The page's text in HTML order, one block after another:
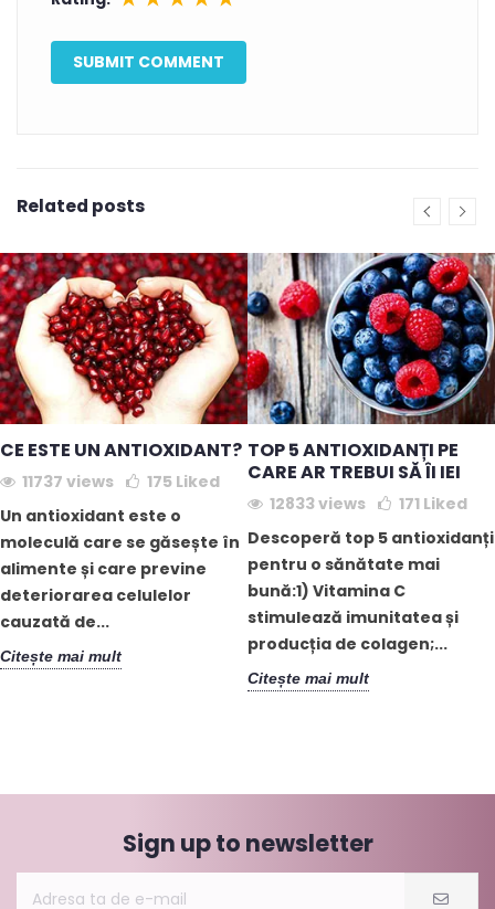
Related posts
CE ESTE UN ANTIOXIDANT?
11737 views 175 Liked
Un antioxidant este o
moleculă care se găsește în
alimente și care previne
deteriorarea celulelor
cauzată de...
Citește mai mult
TOP 5 ANTIOXIDANȚI PE
CARE AR TREBUI SĂ ÎI IEI
12833 views 171 Liked
Descoperă top 5 antioxidanți
pentru o sănătate mai
bună:1) Vitamina C
stimulează imunitatea și
producția de colagen;...
Citește mai mult
Sign up to newsletter